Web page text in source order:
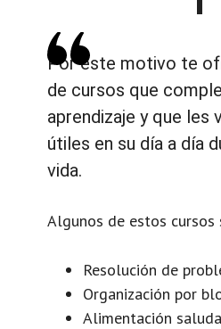
Por este motivo te
de cursos que
aprendizaje y que les
útiles en su día a día
vida.
Algunos de estos cursos
Resolución de
Organización por
Alimentación